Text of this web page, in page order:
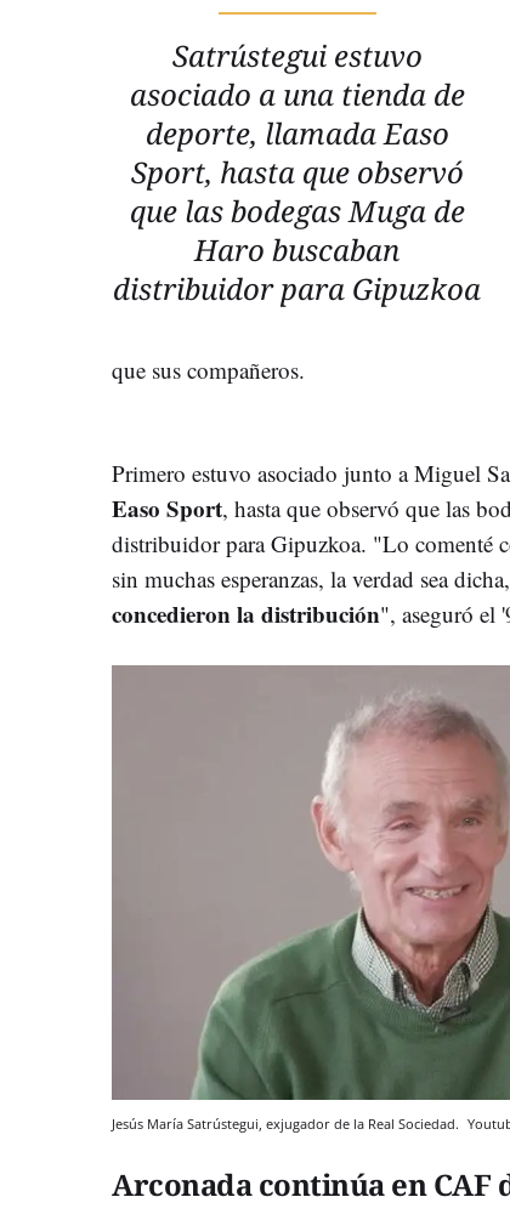
Satrústegui estuvo
asociado a una tienda de
deporte, llamada Easo
Sport, hasta que observó
que las bodegas Muga de
Haro buscaban
distribuidor para Gipuzkoa
que sus compañeros.
Primero estuvo asociado junto a Miguel
Easo Sport, hasta que observó que las
distribuidor para Gipuzkoa. "Lo comenté
sin muchas esperanzas, la verdad sea
concedieron la distribución", aseguró el
Jesús María Satrústegui, exjugador de la Real Sociedad.
Arconada continúa en CAF